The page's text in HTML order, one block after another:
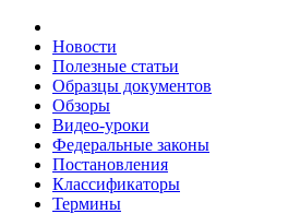
Новости
Полезные статьи
Образцы документов
Обзоры
Видео-уроки
Федеральные законы
Постановления
Классификаторы
Термины